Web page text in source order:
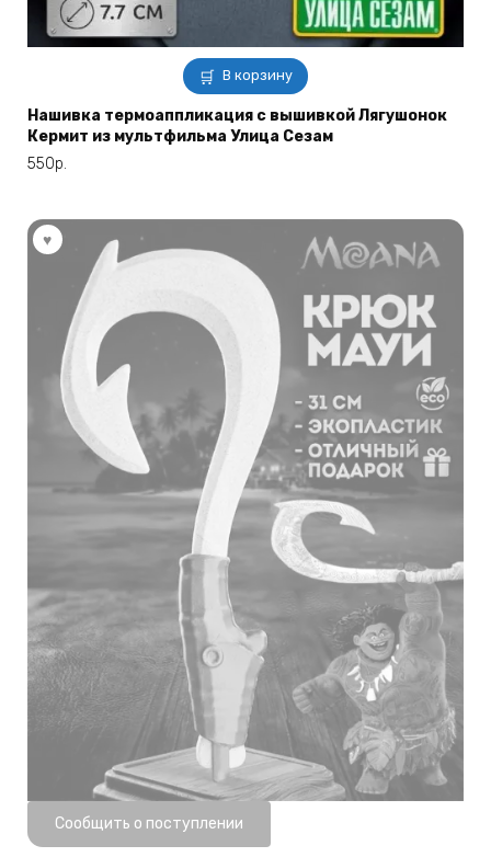
В корзину
Нашивка термоаппликация с вышивкой Лягушонок
Кермит из мультфильма Улица Сезам
550р.
Нет в наличии
Сообщить о поступлении